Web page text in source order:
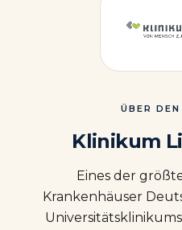
ÜBER
Klinikum
Eines der
Krankenhäuser